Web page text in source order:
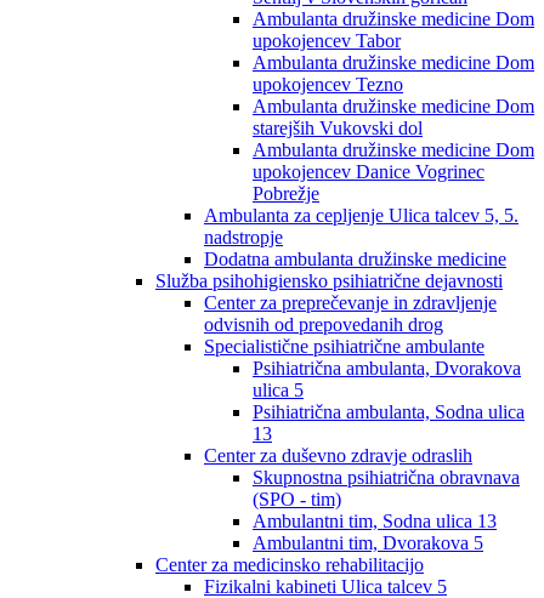
Ambulanta družinske medicine Dom
upokojencev Tabor
Ambulanta družinske medicine Dom
upokojencev Tezno
Ambulanta družinske medicine Dom
starejših Vukovski dol
Ambulanta družinske medicine Dom
upokojencev Danice Vogrinec
Pobrežje
Ambulanta za cepljenje Ulica talcev 5, 5.
nadstropje
Dodatna ambulanta družinske medicine
Služba psihohigiensko psihiatrične dejavnosti
Center za preprečevanje in zdravljenje
odvisnih od prepovedanih drog
Specialistične psihiatrične ambulante
Psihiatrična ambulanta, Dvorakova
ulica 5
Psihiatrična ambulanta, Sodna ulica
13
Center za duševno zdravje odraslih
Skupnostna psihiatrična obravnava
(SPO - tim)
Ambulantni tim, Sodna ulica 13
Ambulantni tim, Dvorakova 5
Center za medicinsko rehabilitacijo
Fizikalni kabineti Ulica talcev 5